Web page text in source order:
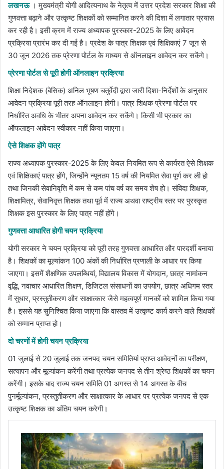
लखनऊ । मुख्यमंत्री योगी आदित्यनाथ के नेतृत्व में उत्तर प्रदेश सरकार शिक्षा की
गुणवत्ता बढ़ाने और उत्कृष्ट शिक्षकों को सम्मानित करने की दिशा में लगातार प्रयास
कर रही है। इसी क्रम में राज्य अध्यापक पुरस्कार-2025 के लिए आवेदन
प्रक्रिया प्रारंभ कर दी गई है। प्रदेश के पात्र शिक्षक एवं शिक्षिकाएं 7 जून से
30 जून 2026 तक प्रेरणा पोर्टल के माध्यम से ऑनलाइन आवेदन कर सकेंगे।
प्रेरणा पोर्टल से पूरी होगी ऑनलाइन प्रक्रिया
शिक्षा निदेशक (बेसिक) अनिल भूषण चतुर्वेदी द्वारा जारी दिशा-निर्देशों के अनुसार
आवेदन प्रक्रिया पूरी तरह ऑनलाइन होगी। पात्र शिक्षक प्रेरणा पोर्टल पर
निर्धारित अवधि के भीतर अपना आवेदन कर सकेंगे। किसी भी प्रकार का
ऑफलाइन आवेदन स्वीकार नहीं किया जाएगा।
ऐसे शिक्षक होंगे पात्र
राज्य अध्यापक पुरस्कार-2025 के लिए केवल नियमित रूप से कार्यरत ऐसे शिक्षक
एवं शिक्षिकाएं पात्र होंगे, जिन्होंने न्यूनतम 15 वर्ष की नियमित सेवा पूर्ण कर ली हो
तथा जिनकी सेवानिवृत्ति में कम से कम पांच वर्ष का समय शेष हो। संविदा शिक्षक,
शिक्षामित्र, सेवानिवृत्त शिक्षक तथा पूर्व में राज्य अथवा राष्ट्रीय स्तर पर पुरस्कृत
शिक्षक इस पुरस्कार के लिए पात्र नहीं होंगे।
गुणवत्ता आधारित होगी चयन प्रक्रिया
योगी सरकार ने चयन प्रक्रिया को पूरी तरह गुणवत्ता आधारित और पारदर्शी बनाया
है। शिक्षकों का मूल्यांकन 100 अंकों की निर्धारित प्रणाली के आधार पर किया
जाएगा। इसमें शैक्षणिक उपलब्धियां, विद्यालय विकास में योगदान, छात्र नामांकन
वृद्धि, नवाचार आधारित शिक्षण, डिजिटल संसाधनों का उपयोग, छात्र अधिगम स्तर
में सुधार, प्रस्तुतीकरण और साक्षात्कार जैसे महत्वपूर्ण मानकों को शामिल किया गया
है। इससे यह सुनिश्चित किया जाएगा कि वास्तव में उत्कृष्ट कार्य करने वाले शिक्षकों
को सम्मान प्राप्त हो।
दो चरणों में होगी चयन प्रक्रिया
01 जुलाई से 20 जुलाई तक जनपद चयन समितियां प्राप्त आवेदनों का परीक्षण,
सत्यापन और मूल्यांकन करेंगी तथा प्रत्येक जनपद से तीन श्रेष्ठ शिक्षकों का चयन
करेंगी। इसके बाद राज्य चयन समिति 01 अगस्त से 14 अगस्त के बीच
पुनर्मूल्यांकन, प्रस्तुतीकरण और साक्षात्कार के आधार पर प्रत्येक जनपद से एक
उत्कृष्ट शिक्षक का अंतिम चयन करेगी।